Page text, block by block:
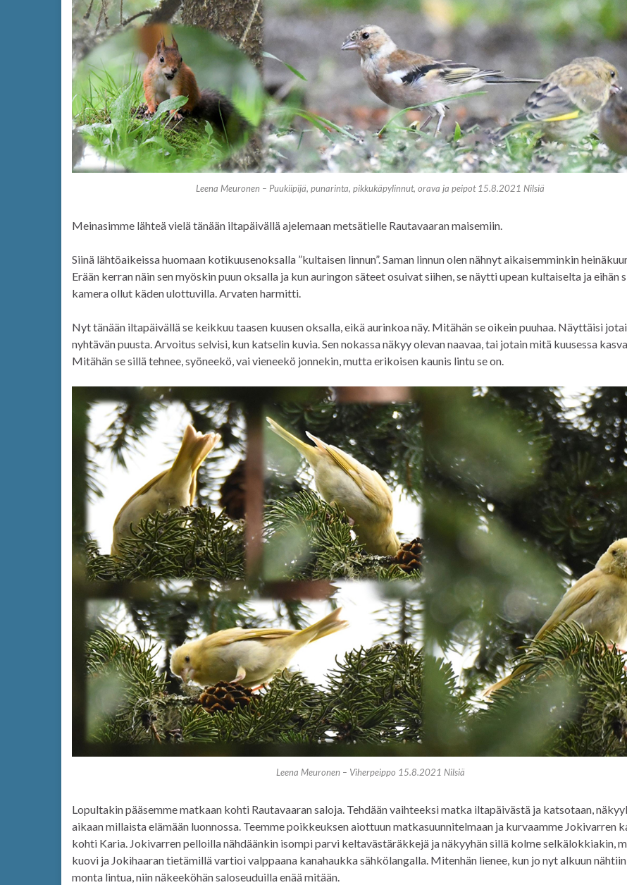
Leena Meuronen – Puukiipijä, punarinta, pikkukäpylinnut, orava ja peipot 15.8.2021 Nilsiä
Meinasimme lähteä vielä tänään iltapäivällä ajelemaan metsätielle Rautavaaran maisemiin.
Siinä lähtöaikeissa huomaan kotikuusenoksalla ”kultaisen linnun”. Saman linnun olen nähnyt aikaisemminkin
Erään kerran näin sen myöskin puun oksalla ja kun auringon säteet osuivat siihen, se näytti upean kultaiselta ja eihän
kamera ollut käden ulottuvilla. Arvaten harmitti.
Nyt tänään iltapäivällä se keikkuu taasen kuusen oksalla, eikä aurinkoa näy. Mitähän se oikein puuhaa. Näyttäisi
nyhtävän puusta. Arvoitus selvisi, kun katselin kuvia. Sen nokassa näkyy olevan naavaa, tai jotain mitä kuusessa
Mitähän se sillä tehnee, syöneekö, vai vieneekö jonnekin, mutta erikoisen kaunis lintu se on.
Leena Meuronen – Viherpeippo 15.8.2021 Nilsiä
Lopultakin pääsemme matkaan kohti Rautavaaran saloja. Tehdään vaihteeksi matka iltapäivästä ja katsotaan,
aikaan millaista elämään luonnossa. Teemme poikkeuksen aiottuun matkasuunnitelmaan ja kurvaamme Jokivarren
kohti Karia. Jokivarren pelloilla nähdäänkin isompi parvi keltavästäräkkejä ja näkyyhän sillä kolme selkälokkiakin,
kuovi ja Jokihaaran tietämillä vartioi valppaana kanahaukka sähkölangalla. Mitenhän lienee, kun jo nyt alkuun
monta lintua, niin näkeeköhän saloseuduilla enää mitään.